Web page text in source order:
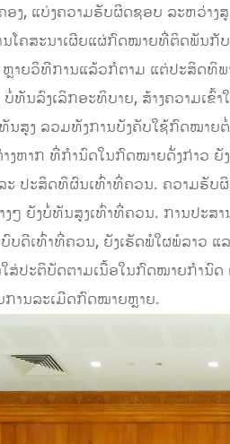
ງ, ແບ່ງຄວາມຮັບຜິດຊອບ ລະຫວ່າ
ໂຄສະນາເຜີຍແຜ່ກົດໝາຍທີ່ຕິດພັນກັ
ຍວິທີການແລ້ວກໍຕາມ ແຕ່ປະສິດທິພ
ນລົງເລິກອະທິບາຍ, ສ້າງຄວາມເຂົ້
ສູງ ລວມທັງການບັງຄັບໃຊ້ກົດໝາຍ
ຫາກ ທີ່ກຳນົດໃນກົດໝາຍດັ່ງກ່າວ
ປະສິດທິຜົນເທົ່າທີ່ຄວນ. ຄວາມຮັບ
ໆ ຍັງບໍ່ທັນສູງເທົ່າທີ່ຄວນ. ການປະ
ບດີເທົ່າທີ່ຄວນ, ຍັງເຮັດພໍໃຜພໍລາ
ສ່ປະຕິບັດຕາມເນື້ອໃນກົດໝາຍກຳ
ການລະເມີດກົດໝາຍຫຼາຍ.